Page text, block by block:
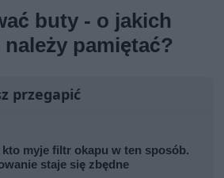
buty - o jakich
należy pamiętać?
przegapić
kto myje filtr okapu w ten sposób.
staje się zbędne